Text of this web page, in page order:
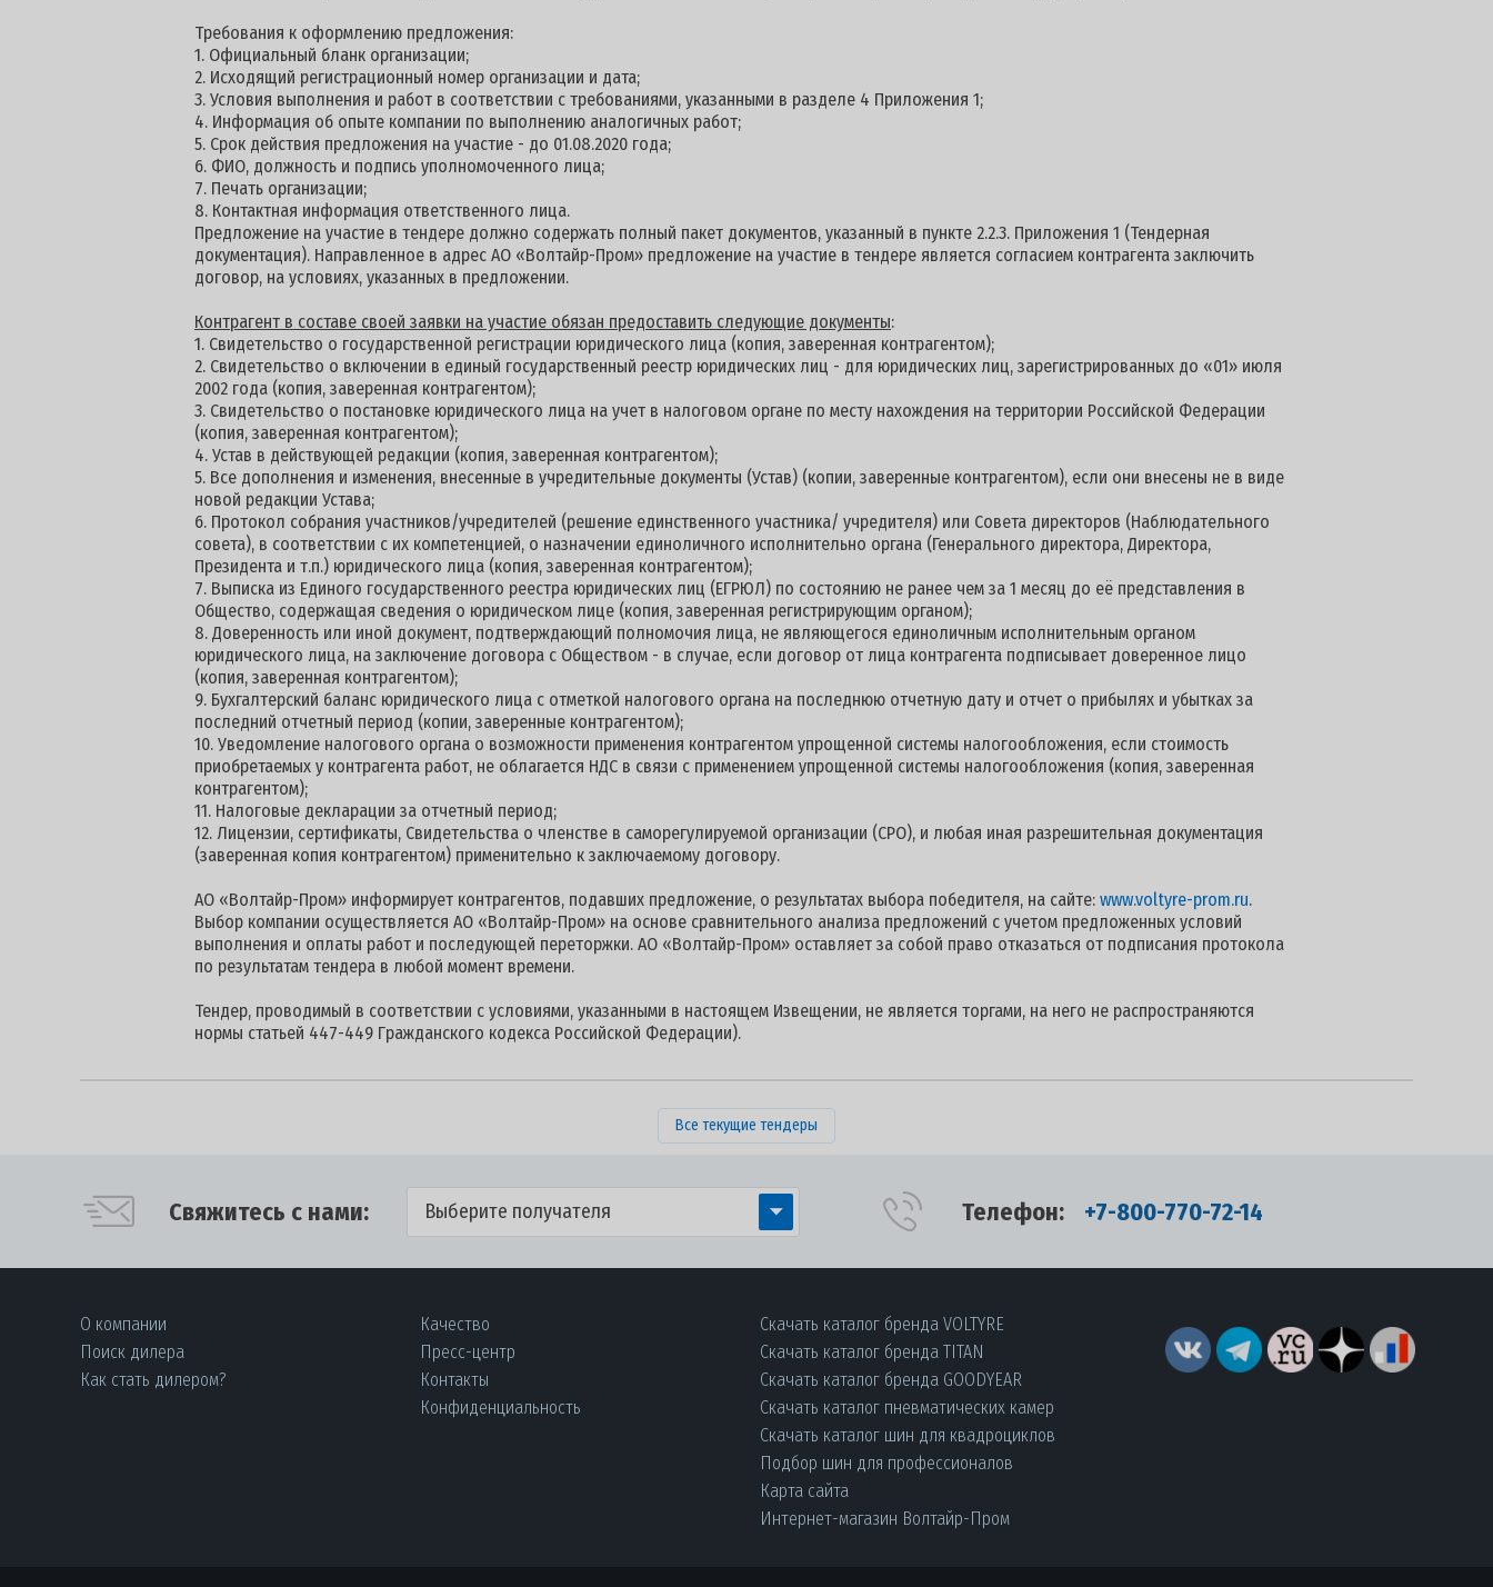
Требования к оформлению предложения:
1. Официальный бланк организации;
2. Исходящий регистрационный номер организации и дата;
3. Условия выполнения и работ в соответствии с требованиями, указанными в разделе 4 Приложения 1;
4. Информация об опыте компании по выполнению аналогичных работ;
5. Срок действия предложения на участие - до 01.08.2020 года;
6. ФИО, должность и подпись уполномоченного лица;
7. Печать организации;
8. Контактная информация ответственного лица.
Предложение на участие в тендере должно содержать полный пакет документов, указанный в пункте 2.2.3. Приложения 1 (Тендерная
документация). Направленное в адрес АО «Волтайр-Пром» предложение на участие в тендере является согласием контрагента заключить
договор, на условиях, указанных в предложении.
Контрагент в составе своей заявки на участие обязан предоставить следующие документы:
1. Свидетельство о государственной регистрации юридического лица (копия, заверенная контрагентом);
2. Свидетельство о включении в единый государственный реестр юридических лиц - для юридических лиц, зарегистрированных до «01» июля
2002 года (копия, заверенная контрагентом);
3. Свидетельство о постановке юридического лица на учет в налоговом органе по месту нахождения на территории Российской Федерации
(копия, заверенная контрагентом);
4. Устав в действующей редакции (копия, заверенная контрагентом);
5. Все дополнения и изменения, внесенные в учредительные документы (Устав) (копии, заверенные контрагентом), если они внесены не в виде
новой редакции Устава;
6. Протокол собрания участников/учредителей (решение единственного участника/ учредителя) или Совета директоров (Наблюдательного
совета), в соответствии с их компетенцией, о назначении единоличного исполнительно органа (Генерального директора, Директора,
Президента и т.п.) юридического лица (копия, заверенная контрагентом);
7. Выписка из Единого государственного реестра юридических лиц (ЕГРЮЛ) по состоянию не ранее чем за 1 месяц до её представления в
Общество, содержащая сведения о юридическом лице (копия, заверенная регистрирующим органом);
8. Доверенность или иной документ, подтверждающий полномочия лица, не являющегося единоличным исполнительным органом
юридического лица, на заключение договора с Обществом - в случае, если договор от лица контрагента подписывает доверенное лицо
(копия, заверенная контрагентом);
9. Бухгалтерский баланс юридического лица с отметкой налогового органа на последнюю отчетную дату и отчет о прибылях и убытках за
последний отчетный период (копии, заверенные контрагентом);
10. Уведомление налогового органа о возможности применения контрагентом упрощенной системы налогообложения, если стоимость
приобретаемых у контрагента работ, не облагается НДС в связи с применением упрощенной системы налогообложения (копия, заверенная
контрагентом);
11. Налоговые декларации за отчетный период;
12. Лицензии, сертификаты, Свидетельства о членстве в саморегулируемой организации (СРО), и любая иная разрешительная документация
(заверенная копия контрагентом) применительно к заключаемому договору.
АО «Волтайр-Пром» информирует контрагентов, подавших предложение, о результатах выбора победителя, на сайте: www.voltyre-prom.ru.
Выбор компании осуществляется АО «Волтайр-Пром» на основе сравнительного анализа предложений с учетом предложенных условий
выполнения и оплаты работ и последующей переторжки. АО «Волтайр-Пром» оставляет за собой право отказаться от подписания протокола
по результатам тендера в любой момент времени.
Тендер, проводимый в соответствии с условиями, указанными в настоящем Извещении, не является торгами, на него не распространяются
нормы статьей 447-449 Гражданского кодекса Российской Федерации).
Все текущие тендеры
Свяжитесь с нами: Выберите получателя Телефон: +7-800-770-72-14
О компании
Поиск дилера
Как стать дилером?
Качество
Пресс-центр
Контакты
Конфиденциальность
Скачать каталог бренда VOLTYRE
Скачать каталог бренда TITAN
Скачать каталог бренда GOODYEAR
Скачать каталог пневматических камер
Скачать каталог шин для квадроциклов
Подбор шин для профессионалов
Карта сайта
Интернет-магазин Волтайр-Пром